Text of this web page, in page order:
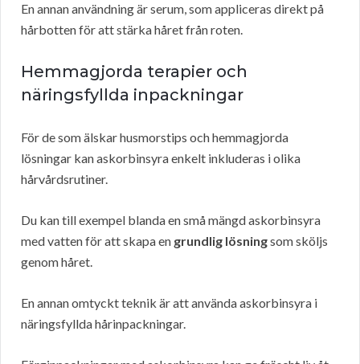
En annan användning är serum, som appliceras direkt på
hårbotten för att stärka håret från roten.
Hemmagjorda terapier och
näringsfyllda inpackningar
För de som älskar husmorstips och hemmagjorda
lösningar kan askorbinsyra enkelt inkluderas i olika
hårvårdsrutiner.
Du kan till exempel blanda en små mängd askorbinsyra
med vatten för att skapa en grundlig lösningsom sköljs
genom håret.
En annan omtyckt teknik är att använda askorbinsyra i
näringsfyllda hårinpackningar.